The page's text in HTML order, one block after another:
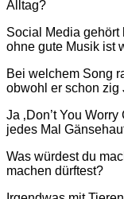
Alltag?
Social Media
ohne gute Musik ist
Bei welchem Song
obwohl er schon zig
Ja ‚Don’t You
jedes Mal
Was würdest du
machen dürftest?